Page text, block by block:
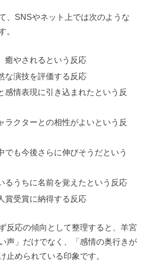
、SNSやネット上では次のような
。
癒やされるという反応
な演技を評価する反応
感情表現に引き込まれたという反
ラクターとの相性がよいという反
でも今後さらに伸びそうだという
るうちに名前を覚えたという反応
賞受賞に納得する反応
反応の傾向として整理すると、羊宮
声」だけでなく、「感情の奥行きが
止められている印象です。